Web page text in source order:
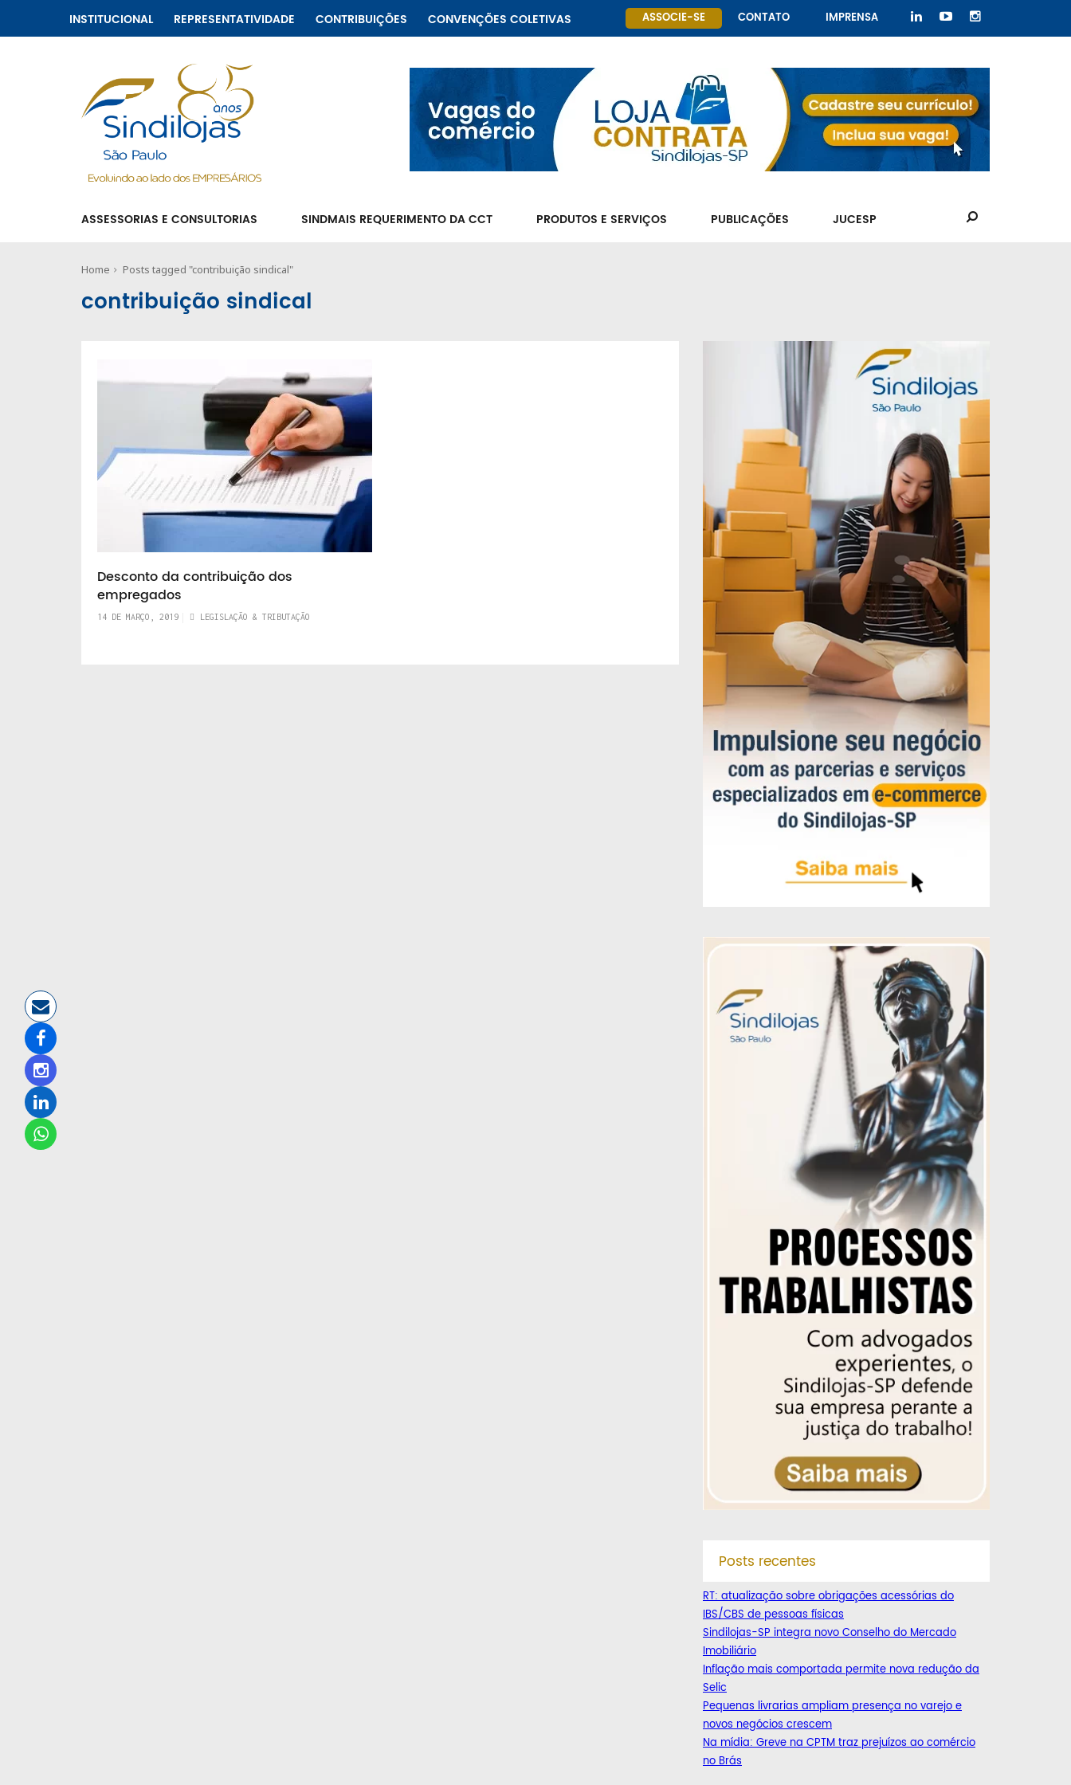
INSTITUCIONAL REPRESENTATIVIDADE CONTRIBUIÇÕES CONVENÇÕES COLETIVAS ASSOCIE-SE CONTATO IMPRENSA
ASSESSORIAS E CONSULTORIAS SINDMAIS REQUERIMENTO DA CCT PRODUTOS E SERVIÇOS PUBLICAÇÕES JUCESP
Home Posts tagged "contribuição sindical"
contribuição sindical
Desconto da contribuição dos
empregados
14 DE MARÇO, 2019 LEGISLAÇÃO & TRIBUTAÇÃO
Posts recentes
RT: atualização sobre obrigações acessórias do
IBS/CBS de pessoas físicas
Sindilojas-SP integra novo Conselho do Mercado
Imobiliário
Inflação mais comportada permite nova redução da
Selic
Pequenas livrarias ampliam presença no varejo e
novos negócios crescem
Na mídia: Greve na CPTM traz prejuízos ao comércio
no Brás